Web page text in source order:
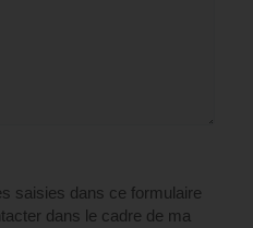
saisies dans ce formulaire
dans le cadre de ma